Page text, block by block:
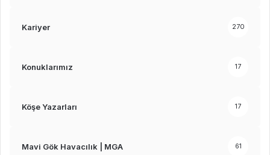
Kariyer 270
Konuklarımız 17
Köşe Yazarları 17
Mavi Gök Havacılık | MGA 61